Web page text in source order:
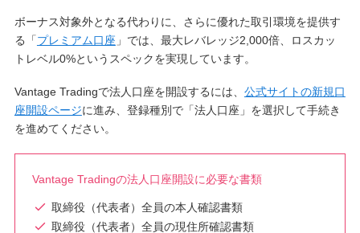
ボーナス対象外となる代わりに、さらに優れた取引環境を提供す
る「プレミアム口座 」では、最大レバレッジ2,000倍、ロスカッ
トレベル0%というスペックを実現しています。
Vantage Tradingで法人口座を開設するには、 公式サイトの新規口
座開設ページに進み、登録種別で「法人口座」を選択して手続き
を進めてください。
Vantage Tradingの法人口座開設に必要な書類
取締役（代表者）全員の本人確認書類
取締役（代表者）全員の現住所確認書類